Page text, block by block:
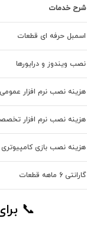
شرح خدمات
اسمبل حرفه ای قطعات
نصب ویندوز و درایورها
هزینه نصب نرم افزار عمومی
هزینه نصب نرم افزار
هزینه نصب بازی کامپیوتری
گارانتی 6 ماهه قطعات
📞